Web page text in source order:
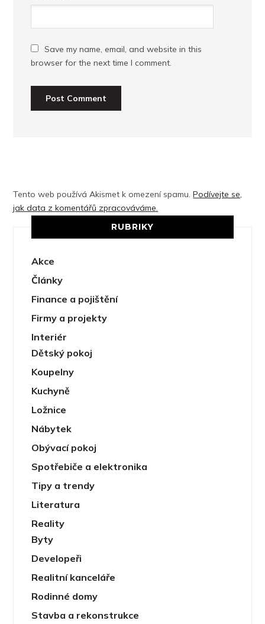
Save my name, email, and website in this
browser for the next time I comment.
Tento web používá Akismet k omezení spamu.Podívejte se,
jak data z komentářů zpracováváme.
RUBRIKY
Akce
Články
Finance a pojištění
Firmy a projekty
Interiér
Dětský pokoj
Koupelny
Kuchyně
Ložnice
Nábytek
Obývací pokoj
Spotřebiče a elektronika
Tipy a trendy
Literatura
Reality
Byty
Developeři
Realitní kanceláře
Rodinné domy
Stavba a rekonstrukce